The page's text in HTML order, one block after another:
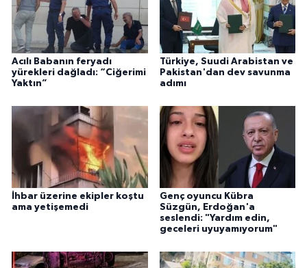
Acılı Babanın feryadı
yürekleri dağladı: “Ciğerimi
Yaktın”
Türkiye, Suudi Arabistan ve
Pakistan'dan dev savunma
adımı
İhbar üzerine ekipler koştu
ama yetişemedi
Genç oyuncu Kübra
Süzgün, Erdoğan'a
seslendi: "Yardım edin,
geceleri uyuyamıyorum"